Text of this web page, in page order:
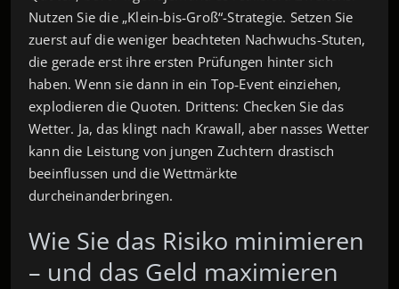
Nutzen Sie die „Klein‑bis‑Groß“-Strategie. Setzen Sie
zuerst auf die weniger beachteten Nachwuchs-Stuten,
die gerade erst ihre ersten Prüfungen hinter sich
haben. Wenn sie dann in ein Top‑Event einziehen,
explodieren die Quoten. Drittens: Checken Sie das
Wetter. Ja, das klingt nach Krawall, aber nasses Wetter
kann die Leistung von jungen Zuchtern drastisch
beeinflussen und die Wettmärkte
durcheinanderbringen.
Wie Sie das Risiko minimieren
– und das Geld maximieren